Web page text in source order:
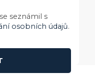
seznámil s
osobních údajů.